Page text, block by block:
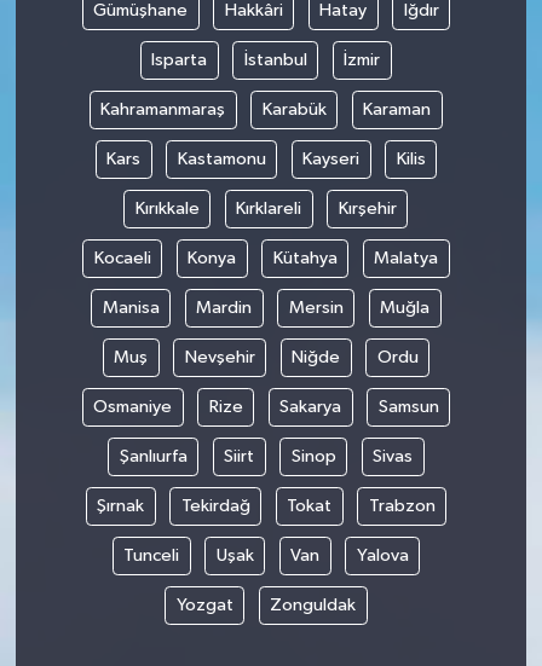
Gümüşhane Hakkâri Hatay Iğdır
Isparta İstanbul İzmir
Kahramanmaraş Karabük Karaman
Kars Kastamonu Kayseri Kilis
Kırıkkale Kırklareli Kırşehir
Kocaeli Konya Kütahya Malatya
Manisa Mardin Mersin Muğla
Muş Nevşehir Niğde Ordu
Osmaniye Rize Sakarya Samsun
Şanlıurfa Siirt Sinop Sivas
Şırnak Tekirdağ Tokat Trabzon
Tunceli Uşak Van Yalova
Yozgat Zonguldak